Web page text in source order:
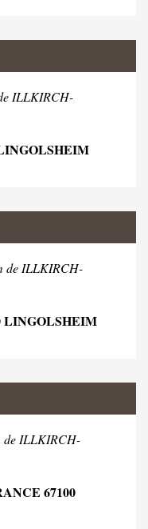
ILLKIRCH-
de ILLKIRCH-
LINGOLSHEIM
de ILLKIRCH-
67100